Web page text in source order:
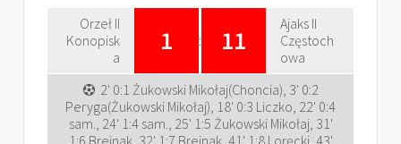
Orzeł II
Konopisk
a
1 : 11
Ajaks II
Częstoch
owa
2' 0:1 Żukowski Mikołaj(Choncia), 3' 0:2
Peryga(Żukowski Mikołaj), 18' 0:3 Liczko, 22' 0:4
sam., 24' 1:4 sam., 25' 1:5 Żukowski Mikołaj, 31'
1:6 Brejnak, 32' 1:7 Brejnak, 41' 1:8 Loręcki, 43'